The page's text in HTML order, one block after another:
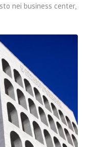
nei business center,